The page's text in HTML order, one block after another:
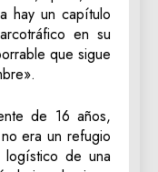
hay un capítulo
en su
que sigue
de 16 años,
era un refugio
logístico de una